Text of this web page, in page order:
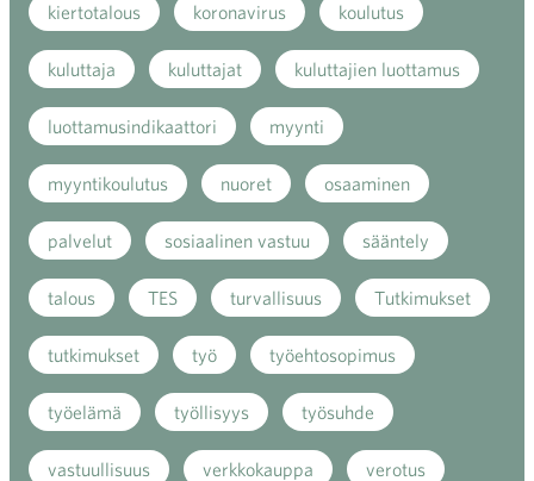
kiertotalous koronavirus koulutus
kuluttaja kuluttajat kuluttajien luottamus
luottamusindikaattori myynti
myyntikoulutus nuoret osaaminen
palvelut sosiaalinen vastuu sääntely
talous TES turvallisuus Tutkimukset
tutkimukset työ työehtosopimus
työelämä työllisyys työsuhde
vastuullisuus verkkokauppa verotus